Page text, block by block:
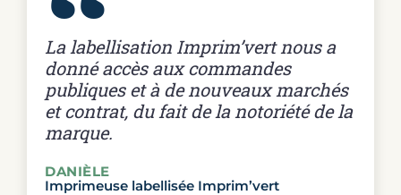
La labellisation Imprim’vert nous a
donné accès aux commandes
publiques et à de nouveaux marchés
et contrat, du fait de la notoriété de la
marque.
DANIÈLE
Imprimeuse labellisée Imprim’vert